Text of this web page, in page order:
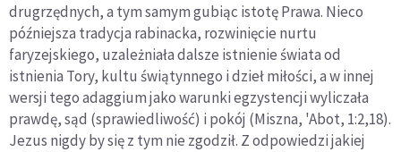
drugrzędnych, a tym samym gubiąc istotę Prawa. Nieco
późniejsza tradycja rabinacka, rozwinięcie nurtu
faryzejskiego, uzależniała dalsze istnienie świata od
istnienia Tory, kultu świątynnego i dzieł miłości, a w innej
wersji tego adaggium jako warunki egzystencji wyliczała
prawdę, sąd (sprawiedliwość) i pokój (Miszna, 'Abot, 1:2,18).
Jezus nigdy by się z tym nie zgodził. Z odpowiedzi jakiej